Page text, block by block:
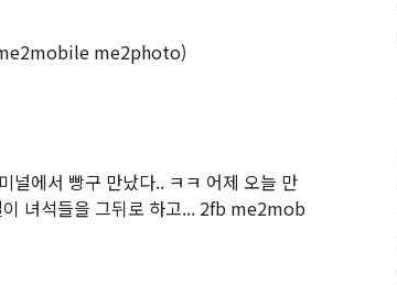
me2photo)
널에서 빵구 만났다.. ㅋㅋ 어제 오늘 만
녀석들을 그뒤로 하고... 2fb me2mob